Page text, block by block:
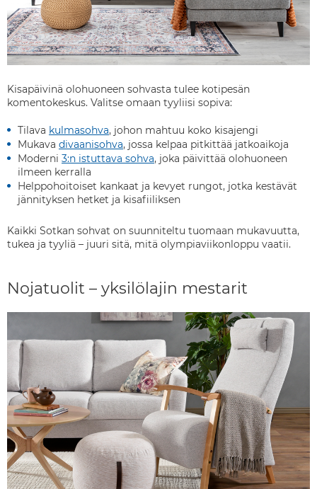
Kisapäivinä olohuoneen sohvasta tulee kotipesän
komentokeskus. Valitse omaan tyyliisi sopiva:
Tilava kulmasohva, johon mahtuu koko kisajengi
Mukava divaanisohva, jossa kelpaa pitkittää jatkoaikoja
Moderni 3:n istuttava sohva, joka päivittää olohuoneen
ilmeen kerralla
Helppohoitoiset kankaat ja kevyet rungot, jotka kestävät
jännityksen hetket ja kisafiiliksen
Kaikki Sotkan sohvat on suunniteltu tuomaan mukavuutta,
tukea ja tyyliä – juuri sitä, mitä olympiaviikonloppu vaatii.
Nojatuolit – yksilölajin mestarit